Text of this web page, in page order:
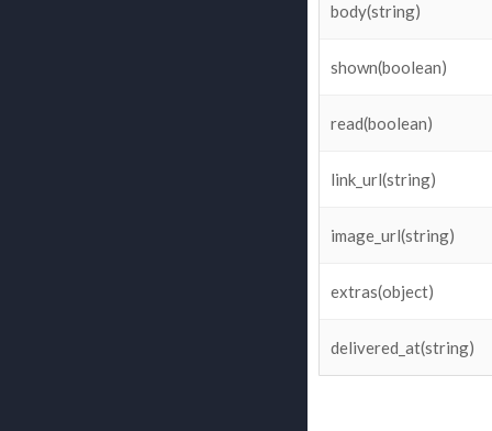
body(string)
shown(boolean)
read(boolean)
link_url(string)
image_url(string)
extras(object)
delivered_at(string)